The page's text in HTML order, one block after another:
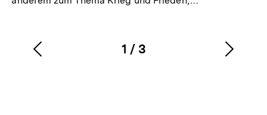
Karussellinhalt
1
von
/ 3
Vorherigen